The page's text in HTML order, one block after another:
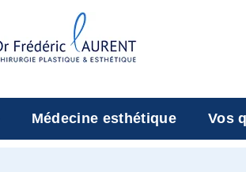
Médecine esthétique Vos